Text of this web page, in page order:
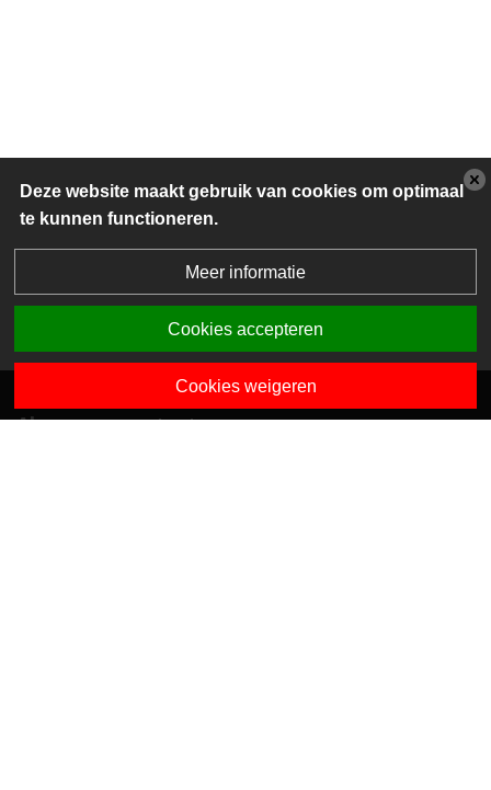
Algemene contactgegevens
Deze website maakt gebruik van cookies om optimaal
te kunnen functioneren.
Meer informatie
Cookies accepteren
Cookies weigeren